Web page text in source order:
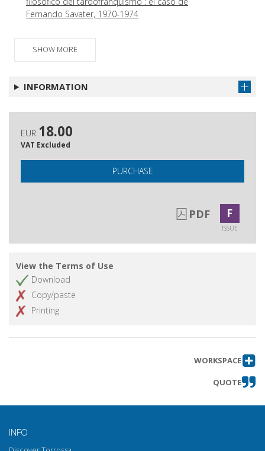
Fernando Savater, 1970-1974
SHOW MORE
INFORMATION
EUR 18.00
VAT Excluded
PURCHASE
PDF F
ISSUE
View the Terms of Use
Download
Copy/paste
Printing
WORKSPACE
QUOTE
INFO